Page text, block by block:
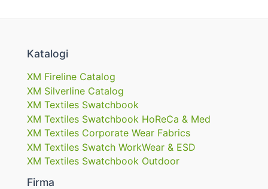
Katalogi
XM Fireline Catalog
XM Silverline Catalog
XM Textiles Swatchbook
XM Textiles Swatchbook HoReCa & Med
XM Textiles Corporate Wear Fabrics
XM Textiles Swatch WorkWear & ESD
XM Textiles Swatchbook Outdoor
Firma